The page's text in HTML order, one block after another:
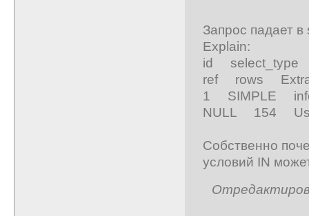
Запрос падает
Explain:
id
ref rows
1 SIMPLE
NULL 154
Собственно
условий IN